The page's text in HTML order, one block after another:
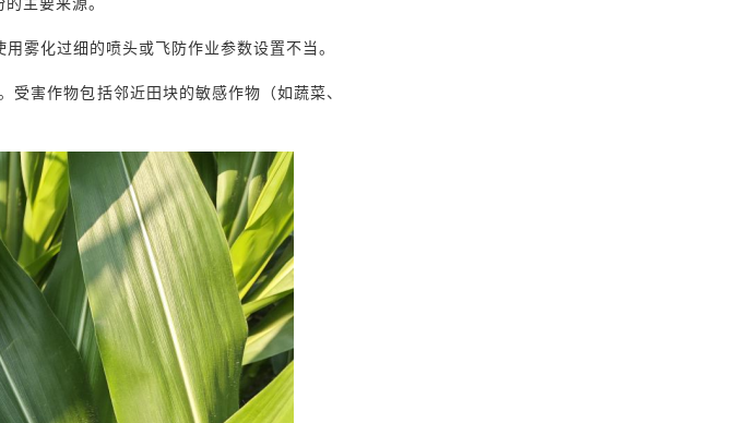
雾化过细的喷头或飞防作业参数设置不当。
害作物包括邻近田块的敏感作物（如蔬菜、